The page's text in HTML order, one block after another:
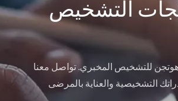
التشخيص
للتشخيص المخبري. تواصل معنا
التشخيصية والعناية بالمرضى